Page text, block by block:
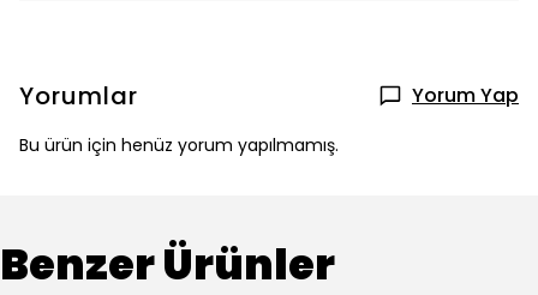
Yorumlar Yorum Yap
Bu ürün için henüz yorum yapılmamış.
Benzer Ürünler